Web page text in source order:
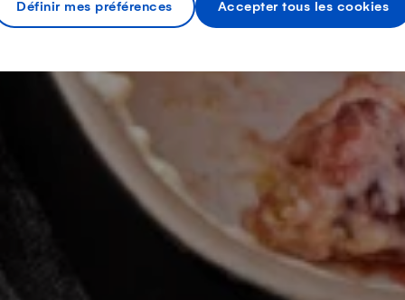
Définir mes préférences Accepter tous les cookies